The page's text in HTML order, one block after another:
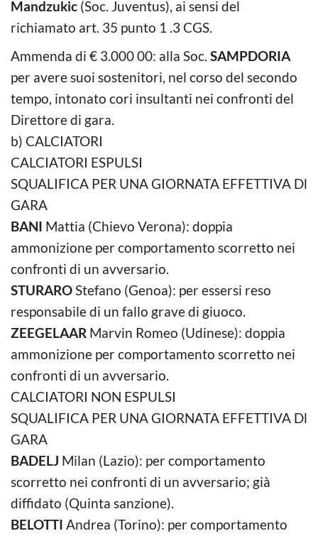
Mandzukic (Soc. Juventus), ai sensi del
richiamato art. 35 punto 1 .3 CGS.
Ammenda di € 3.000 00: alla Soc. SAMPDORIA
per avere suoi sostenitori, nel corso del secondo
tempo, intonato cori insultanti nei confronti del
Direttore di gara.
b) CALCIATORI
CALCIATORI ESPULSI
SQUALIFICA PER UNA GIORNATA EFFETTIVA Dl
GARA
BANI Mattia (Chievo Verona): doppia
ammonizione per comportamento scorretto nei
confronti di un avversario.
STURAROStefano (Genoa): per essersi reso
responsabile di un fallo grave di giuoco.
ZEEGELAAR Marvin Romeo (Udinese): doppia
ammonizione per comportamento scorretto nei
confronti di un avversario.
CALCIATORI NON ESPULSI
SQUALIFICA PER UNA GIORNATA EFFETTIVA Dl
GARA
BADELJ Milan (Lazio): per comportamento
scorretto nei confronti di un avversario; già
diffidato (Quinta sanzione).
BELOTTI Andrea (Torino): per comportamento